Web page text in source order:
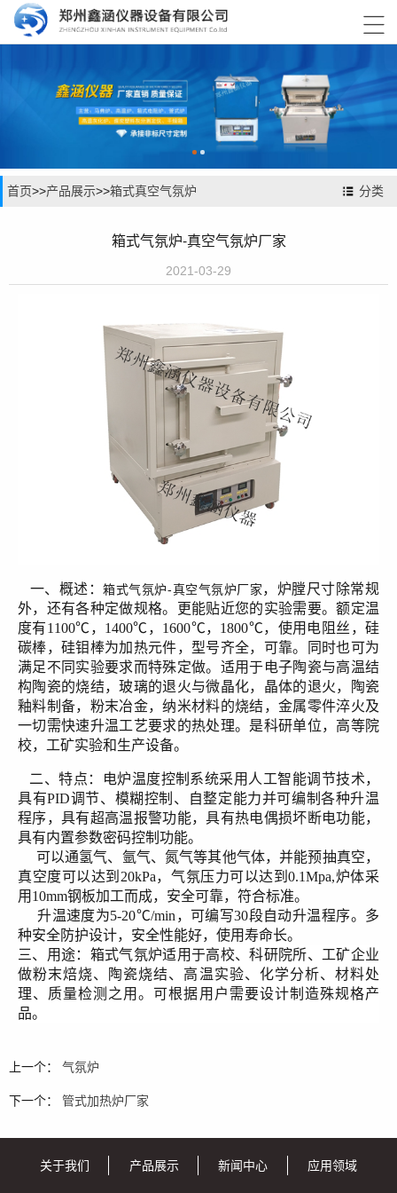

分类
首页>>产品展示>>箱式真空气氛炉
箱式气氛炉-真空气氛炉厂家
2021-03-29
一、概述：箱式气氛炉-真空气氛炉厂家，炉膛尺寸除常规
外，还有各种定做规格。更能贴近您的实验需要。额定温
度有1100℃，1400℃，1600℃，1800℃，使用电阻丝，硅
碳棒，硅钼棒为加热元件，型号齐全，可靠。同时也可为
满足不同实验要求而特殊定做。适用于电子陶瓷与高温结
构陶瓷的烧结，玻璃的退火与微晶化，晶体的退火，陶瓷
釉料制备，粉末冶金，纳米材料的烧结，金属零件淬火及
一切需快速升温工艺要求的热处理。是科研单位，高等院
校，工矿实验和生产设备。
二、特点：
电炉温度控制系统采用人工智能调节技术，
具有PID调节、模糊控制、自整定能力并可编制各种升温
程序，具有超高温报警功能，具有热电偶损坏断电功能，
具有内置参数密码控制功能。
可以通氢气、氩气、氮气等其他气体，并能预抽真空，
真空度可以达到20kPa，气氛压力可以达到0.1Mpa,炉体采
用10mm钢板加工而成，安全可靠，符合标准。
升温速度为5-20℃/min，可编写30段自动升温程序。多
种安全防护设计，安全性能好，使用寿命长。
三、 用途：箱式气氛炉适用于高校、科研院所、工矿企业
做粉末焙烧、陶瓷烧结、高温实验、化学分析、材料处
理、质量检测之用。可根据用户需要设计制造殊规格产
品。
上一个： 气氛炉
下一个： 管式加热炉厂家
关于我们 产品展示 新闻中心 应用领域